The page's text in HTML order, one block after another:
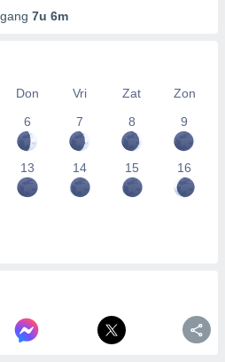
7u 6m
Don Vri Zat
Zon
6
7 8 9
13 14 15 16